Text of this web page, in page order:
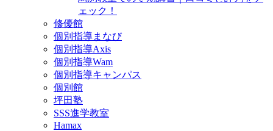
ェック！
修優館
個別指導まなび
個別指導Axis
個別指導Wam
個別指導キャンパス
個別館
坪田塾
SSS進学教室
Hamax